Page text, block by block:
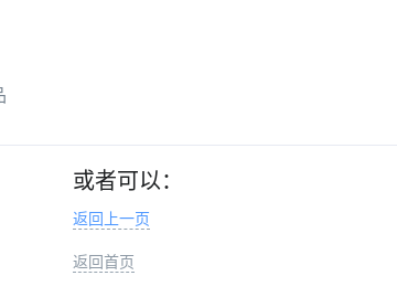
或者可以：
返回上一页
返回首页